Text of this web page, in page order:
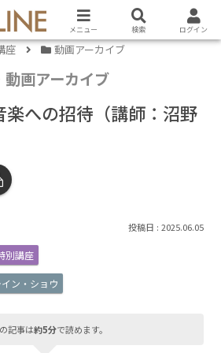
座 動画アーカイブ
動画アーカイブ
への招待（講師：沼野
2025.06.05
別講座
ン・ショウ
記事は約5分で読めます。
メニュー 検索 ログイン